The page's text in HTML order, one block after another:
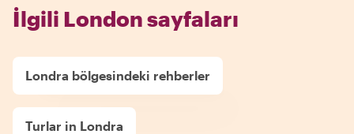
İlgili London sayfaları
Londra bölgesindeki rehberler
Turlar in Londra